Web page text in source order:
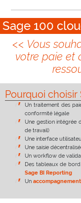
Sage 100
Vous
votre paie et
Pourquoi choisir
Un traitement des
conformité légale
Une gestion intégrée
de travail)
Une interface
Une saisie
Un workflow de
Des tableaux de
Sage BI Reporting
Un accompagnement